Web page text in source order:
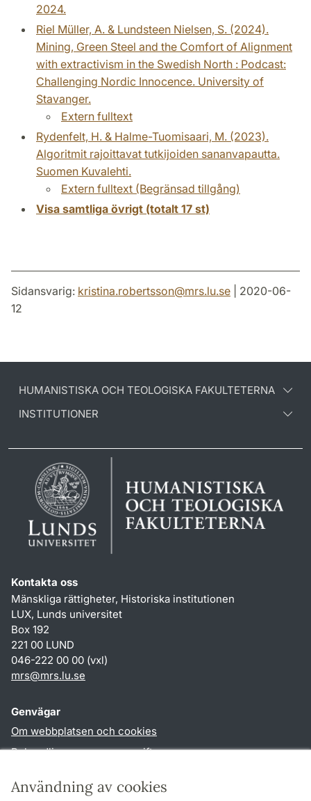
Användning av cookies
2024.
Riel Müller, A. & Lundsteen Nielsen, S. (2024).
Mining, Green Steel and the Comfort of Alignment
with extractivism in the Swedish North : Podcast:
Challenging Nordic Innocence. University of
Stavanger.
Extern fulltext
Rydenfelt, H. & Halme-Tuomisaari, M. (2023).
Algoritmit rajoittavat tutkijoiden sananvapautta.
Suomen Kuvalehti.
Extern fulltext (Begränsad tillgång)
Visa samtliga övrigt (totalt 17 st)
Sidansvarig: kristina.robertsson@mrs.lu.se | 2020-06-
12
HUMANISTISKA OCH TEOLOGISKA FAKULTETERNA
INSTITUTIONER
Kontakta oss
Mänskliga rättigheter, Historiska institutionen
LUX, Lunds universitet
Box 192
221 00 LUND
046-222 00 00 (vxl)
mrs@mrs.lu.se
Genvägar
Om webbplatsen och cookies
Behandling av personuppgifter
TYPO3-login